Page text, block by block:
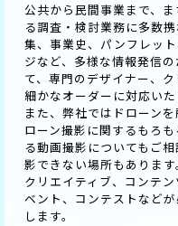
公共から民間事業まで、
る調査・検討業務に多数
集、事業史、パンフレッ
ジなど、多様な情報発信
て、専門のデザイナー、
細かなオーダーに対応いた
また、弊社ではドローン
ローン撮影に関するもろ
る動画撮影についてもご
影できない場所もあります
クリエイティブ、コンテ
ベント、コンテストなど
します。